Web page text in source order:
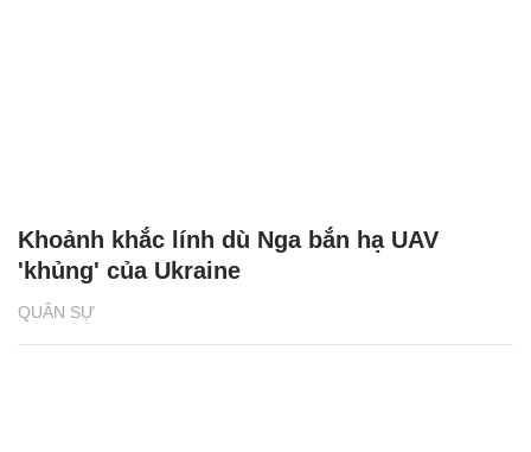
QUÂN SỰ
Khoảnh khắc lính dù Nga bắn hạ UAV
'khủng' của Ukraine